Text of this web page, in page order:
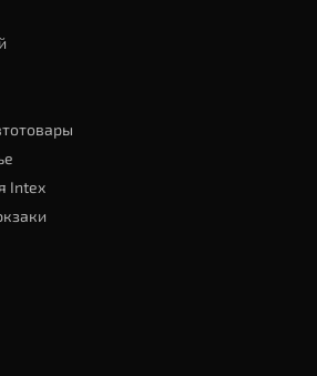
Intex